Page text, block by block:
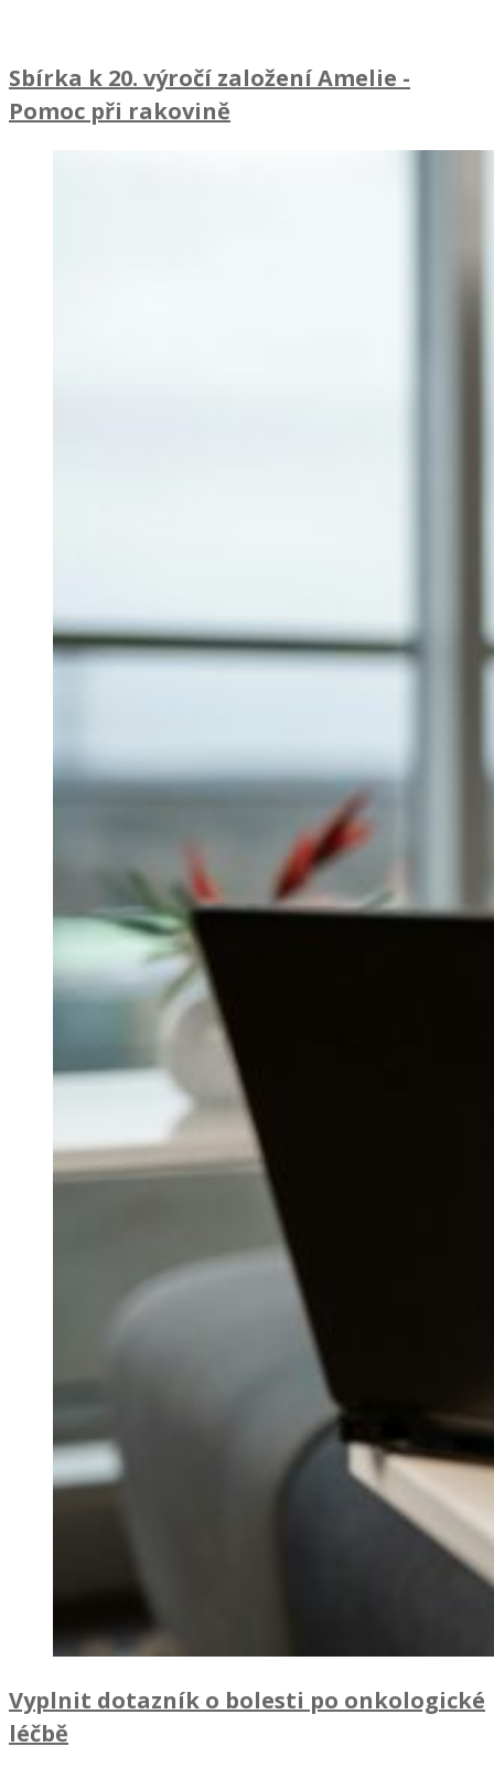
Sbírka k 20. výročí založení Amelie -
Pomoc při rakovině
Vyplnit dotazník o bolesti po onkologické
léčbě